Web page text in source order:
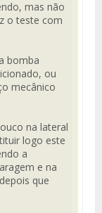
mas não
o teste com
bomba
ou
mecânico
na lateral
logo este
a
e na
que